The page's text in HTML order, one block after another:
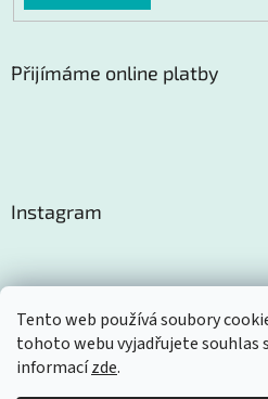
Tento web používá soubory
tohoto webu vyjadřujete souhlas
informacízde.
Přijímáme online platby
Instagram
Sledovat na Instagramu